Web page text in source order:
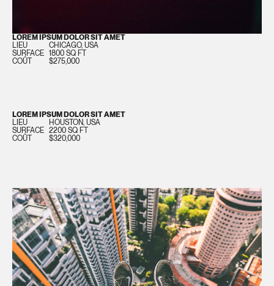
LOREM IPSUM DOLOR SIT AMET
LIEU
CHICAGO, USA
SURFACE 1800 SQ FT
COÛT
$275,000
LOREM IPSUM DOLOR SIT AMET
LIEU
HOUSTON, USA
SURFACE 2200 SQ FT
COÛT
$320,000